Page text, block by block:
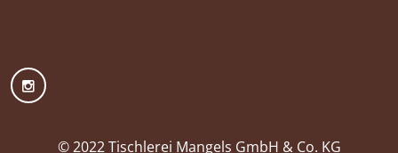
© 2022 Tischlerei Mangels GmbH & Co. KG